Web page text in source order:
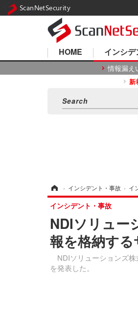
HOME インシデ
情報漏え
新
› インシデント・事故 › イ
NDIソリュー
報を格納す
NDIソリューションズ株
を発表した。
インシデント・事故
ScanNetSecurity